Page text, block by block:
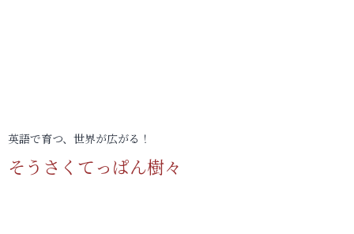
英語で育つ、世界が広がる！
そうさくてっぱん樹々